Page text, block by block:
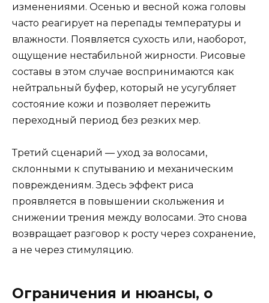
изменениями. Осенью и весной кожа головы
часто реагирует на перепады температуры и
влажности. Появляется сухость или, наоборот,
ощущение нестабильной жирности. Рисовые
составы в этом случае воспринимаются как
нейтральный буфер, который не усугубляет
состояние кожи и позволяет пережить
переходный период без резких мер.
Третий сценарий — уход за волосами,
склонными к спутыванию и механическим
повреждениям. Здесь эффект риса
проявляется в повышении скольжения и
снижении трения между волосами. Это снова
возвращает разговор к росту через сохранение,
а не через стимуляцию.
Ограничения и нюансы, о